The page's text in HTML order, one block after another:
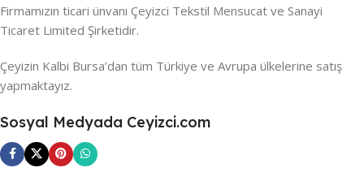
Firmamızın ticari ünvanı Çeyizci Tekstil Mensucat ve Sanayi
Ticaret Limited Şirketidir.
Çeyizin Kalbi Bursa’dan tüm Türkiye ve Avrupa ülkelerine satış
yapmaktayız.
Sosyal Medyada Ceyizci.com